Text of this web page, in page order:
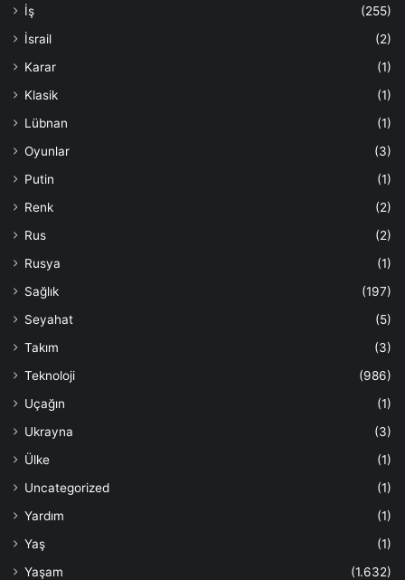
İş
(255)
İsrail
(2)
Karar
(1)
Klasik
(1)
Lübnan
(1)
Oyunlar
(3)
Putin
(1)
Renk
(2)
Rus
(2)
Rusya
(1)
Sağlık
(197)
Seyahat
(5)
Takım
(3)
Teknoloji
(986)
Uçağın
(1)
Ukrayna
(3)
Ülke
(1)
Uncategorized
(1)
Yardım
(1)
Yaş
(1)
Yaşam
(1.632)